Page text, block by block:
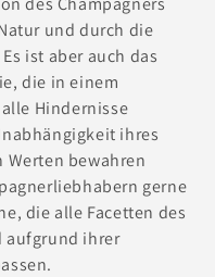
und durch die
ist aber auch das
die in einem
Hindernisse
ihres
bewahren
gerne
die alle Facetten des
aufgrund ihrer